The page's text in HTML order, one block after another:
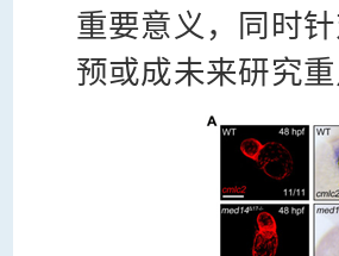
重要意义，同时
预或成未来研究